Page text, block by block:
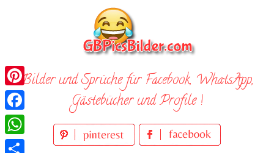
Bilder und Sprüche für Facebook, WhatsApp,
Gästebücher und Profile !
Pinterest
Facebook
WhatsApp